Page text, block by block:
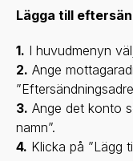
Lägga till
1. I huvudmenyn
2. Ange
3. Ange det konto
namn”.
4. Klicka på ”Lägg